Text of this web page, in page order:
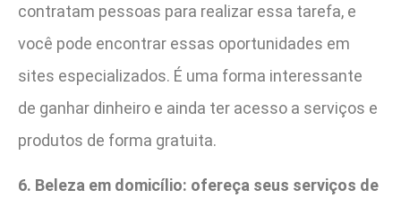
contratam pessoas para realizar essa tarefa, e
você pode encontrar essas oportunidades em
sites especializados. É uma forma interessante
de ganhar dinheiro e ainda ter acesso a serviços e
produtos de forma gratuita.
6. Beleza em domicílio: ofereça seus serviços de